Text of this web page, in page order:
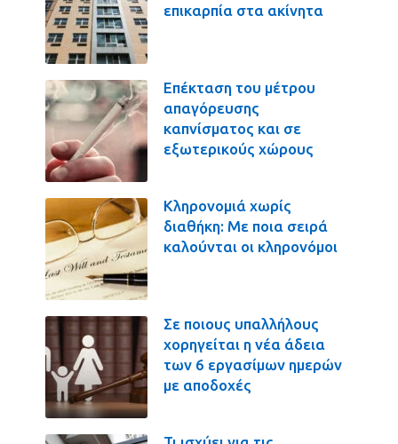
επικαρπία στα ακίνητα
Επέκταση του μέτρου
απαγόρευσης
καπνίσματος και σε
εξωτερικούς χώρους
Κληρονομιά χωρίς
διαθήκη: Με ποια σειρά
καλούνται οι κληρονόμοι
Σε ποιους υπαλλήλους
χορηγείται η νέα άδεια
των 6 εργασίμων ημερών
με αποδοχές